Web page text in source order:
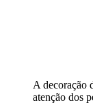
A decoração
atenção dos